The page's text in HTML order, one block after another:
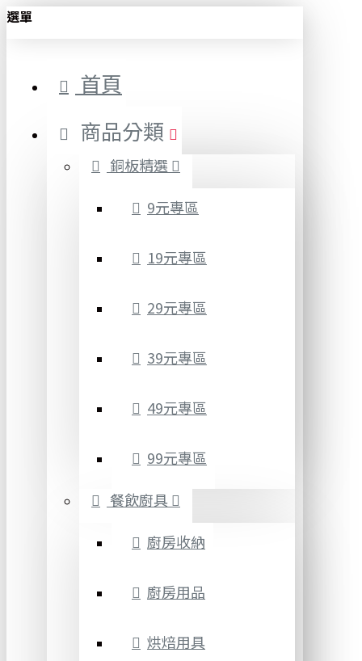
選單
首頁
商品分類
銅板精選
9元專區
19元專區
29元專區
39元專區
49元專區
99元專區
餐飲廚具
廚房收納
廚房用品
烘焙用具